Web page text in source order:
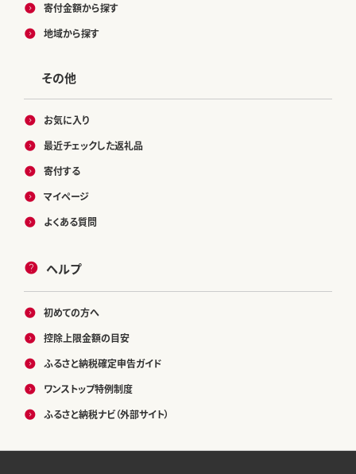
寄付金額から探す
地域から探す
その他
お気に入り
最近チェックした返礼品
寄付する
マイページ
よくある質問
ヘルプ
初めての方へ
控除上限金額の目安
ふるさと納税確定申告ガイド
ワンストップ特例制度
ふるさと納税ナビ（外部サイト）